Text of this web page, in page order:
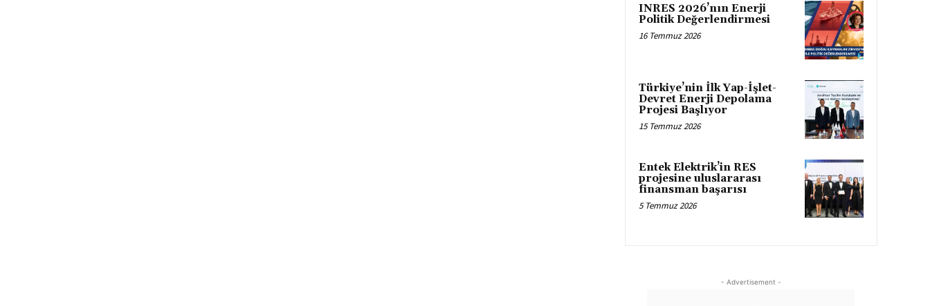
INRES 2026’nın Enerji
Politik Değerlendirmesi
16 Temmuz 2026
Türkiye’nin İlk Yap-İşlet-
Devret Enerji Depolama
Projesi Başlıyor
15 Temmuz 2026
Entek Elektrik’in RES
projesine uluslararası
finansman başarısı
5 Temmuz 2026
- Advertisement -